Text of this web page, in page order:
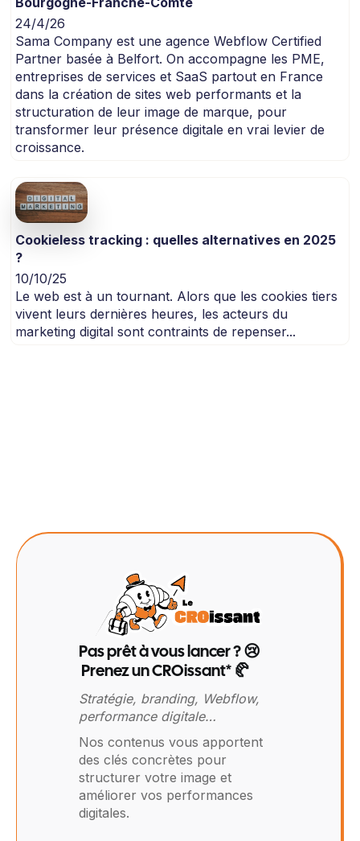
24/4/26
Sama Company est une agence Webflow Certified
Partner basée à Belfort. On accompagne les PME,
entreprises de services et SaaS partout en France
dans la création de sites web performants et la
structuration de leur image de marque, pour
transformer leur présence digitale en vrai levier de
croissance.
Cookieless tracking : quelles alternatives en 2025
?
10/10/25
Le web est à un tournant. Alors que les cookies tiers
vivent leurs dernières heures, les acteurs du
marketing digital sont contraints de repenser...
Pas prêt à vous lancer ? 😢
Prenez un CROissant* 🥐
Stratégie, branding, Webflow,
performance digitale…
Nos contenus vous apportent
des clés concrètes pour
structurer votre image et
améliorer vos performances
digitales.